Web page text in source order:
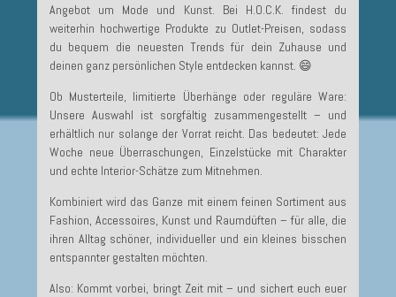
Angebot um Mode und Kunst. Bei H.O.C.K. findest du
weiterhin hochwertige Produkte zu Outlet-Preisen, sodass
du bequem die neuesten Trends für dein Zuhause und
deinen ganz persönlichen Style entdecken kannst. 😄
Ob Musterteile, limitierte Überhänge oder reguläre Ware:
Unsere Auswahl ist sorgfältig zusammengestellt – und
erhältlich nur solange der Vorrat reicht. Das bedeutet: Jede
Woche neue Überraschungen, Einzelstücke mit Charakter
und echte Interior-Schätze zum Mitnehmen.
Kombiniert wird das Ganze mit einem feinen Sortiment aus
Fashion, Accessoires, Kunst und Raumdüften – für alle, die
ihren Alltag schöner, individueller und ein kleines bisschen
entspannter gestalten möchten.
Also: Kommt vorbei, bringt Zeit mit – und sichert euch euer